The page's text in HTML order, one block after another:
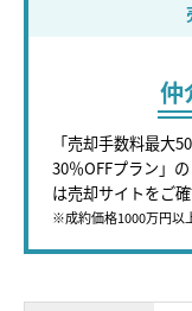
仲
「売却手数料最大
30％OFFプラン」
は売却サイトをご確
※成約価格1000万円以